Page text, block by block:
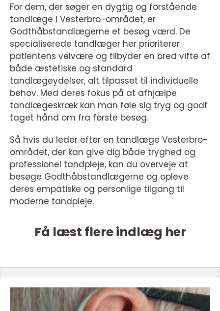
For dem, der søger en dygtig og forstående
tandlæge i Vesterbro-området, er
Godthåbstandlægerne et besøg værd. De
specialiserede tandlæger her prioriterer
patientens velvære og tilbyder en bred vifte af
både æstetiske og standard
tandlægeydelser, alt tilpasset til individuelle
behov. Med deres fokus på at afhjælpe
tandlægeskræk kan man føle sig tryg og godt
taget hånd om fra første besøg.
Så hvis du leder efter en tandlæge Vesterbro-
området, der kan give dig både tryghed og
professionel tandpleje, kan du overveje at
besøge Godthåbstandlægerne og opleve
deres empatiske og personlige tilgang til
moderne tandpleje.
Få læst flere indlæg her